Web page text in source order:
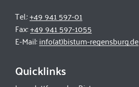
Tel.:+49 941 597-01
Fax:+49 941 597-1055
E-Mail:info(at)bistum-regensburg.de
Quicklinks